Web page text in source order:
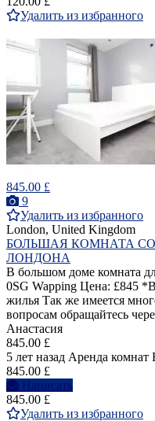
Удалить из избранного
845.00 £
9
Удалить из избранного
London, United Kingdom
БОЛЬШАЯ КОМНАТА
ЛОНДОНА
В большом доме комната
0SG Wapping Цена: £845
жилья Так же имеется
вопросам обращайтесь
Анастасия
845.00 £
5 лет назад Аренда комнат
845.00 £
Написать
845.00 £
Удалить из избранного